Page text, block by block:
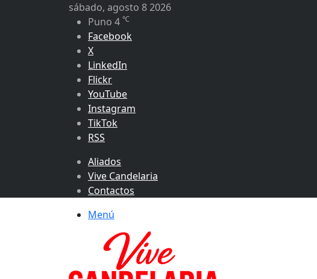
sábado, agosto 8 2026
Puno 4 ℃
Facebook
X
LinkedIn
Flickr
YouTube
Instagram
TikTok
RSS
Aliados
Vive Candelaria
Contactos
Menú